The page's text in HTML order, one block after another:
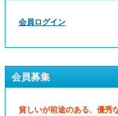
会員ログイン
会員募集
貧しいが前途のある、優秀